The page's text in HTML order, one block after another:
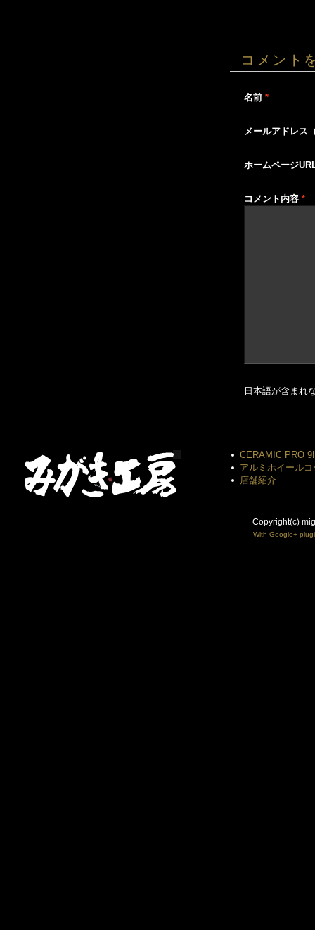
コメント
名前 *
メールアドレス
ホームページ
コメント内容 *
日本語が含まれ
CERAMIC PRO
アルミホイール
店舗紹介
Copyright(c)
With Google+